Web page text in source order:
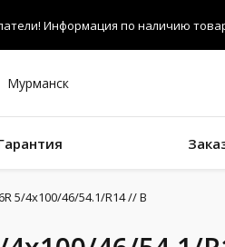
Информация по наличию
Мурманск
5/4x100/46/54.1/R14 // B